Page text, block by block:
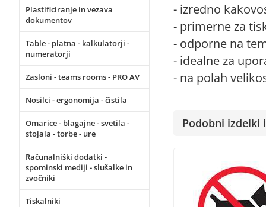
Plastificiranje in vezava
dokumentov
Table - platna - kalkulatorji -
numeratorji
Zasloni - teams rooms - PRO AV
Nosilci - ergonomija - čistila
Omarice - blagajne - svetila -
stojala - torbe - ure
Računalniški dodatki -
spominski mediji - slušalke in
zvočniki
Tiskalniki
- izredno
- primerne za
- odporne na
- idealne za
- na polah
Podobni izdelki